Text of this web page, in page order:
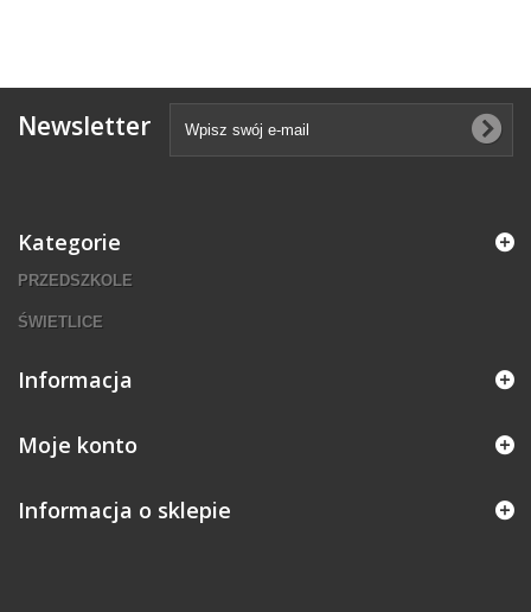
Newsletter
Kategorie
PRZEDSZKOLE
ŚWIETLICE
Informacja
Moje konto
Informacja o sklepie